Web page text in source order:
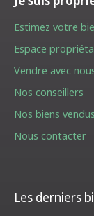
Estimez votre
Espace
Vendre avec
Nos conseillers
Nos biens vendus
Nous contacter
Les derniers